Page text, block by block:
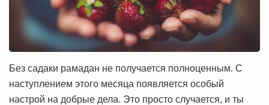
Без садаки рамадан не получается полноценным. С
наступлением этого месяца появляется особый
настрой на добрые дела. Это просто случается, и ты